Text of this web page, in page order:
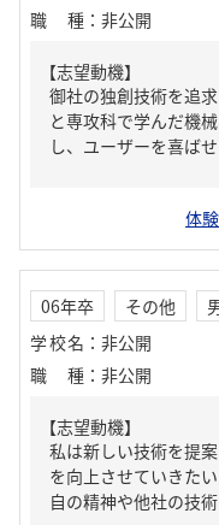
職種 ： 非公開
【志望動機】
御社の独創技術を追
と専攻科で学んだ機
し、ユーザーを喜ば
体
06年卒 その他
学校名 ： 非公開
職種 ： 非公開
【志望動機】
私は新しい技術を提
を向上させていきた
自の精神や他社の技